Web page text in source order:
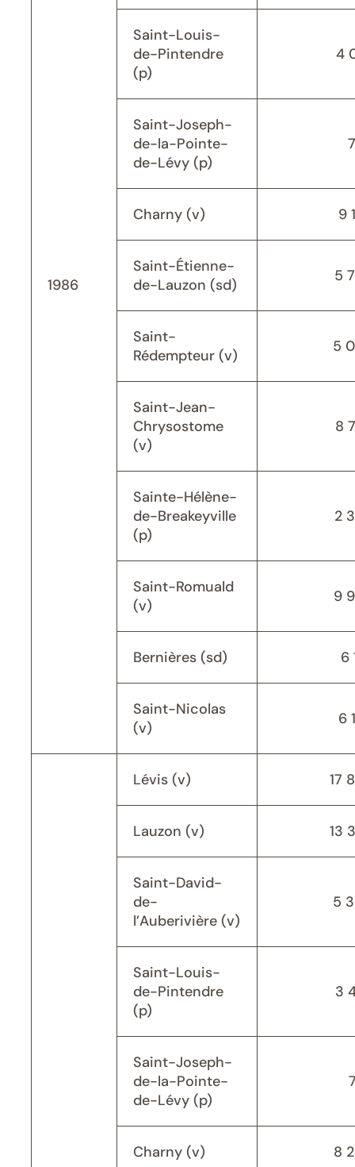
1986
Saint-Louis-
de-Pintendre
(p)
4
Saint-Joseph-
de-la-Pointe-
de-Lévy (p)
Charny (v) 9
Saint-Étienne-
de-Lauzon (sd)
5
Saint-
Rédempteur (v)
5
Saint-Jean-
Chrysostome
(v)
8
Sainte-Hélène-
de-Breakeyville
(p)
2
Saint-Romuald
(v)
9
Bernières (sd) 6
Saint-Nicolas
(v)
6
Lévis (v) 17
Lauzon (v) 13
Saint-David-
de-
l’Auberivière (v)
5
Saint-Louis-
de-Pintendre
(p)
3
Saint-Joseph-
de-la-Pointe-
de-Lévy (p)
Charny (v) 8